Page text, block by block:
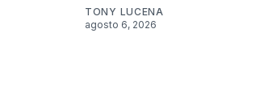
TONY LUCENA
agosto 6, 2026